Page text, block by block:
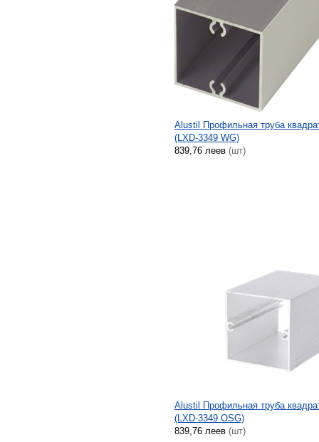
Alustil Профильная труба
(LXD-3349 WG)
839,76 леев (шт)
Alustil Профильная труба
(LXD-3349 OSG)
839,76 леев (шт)